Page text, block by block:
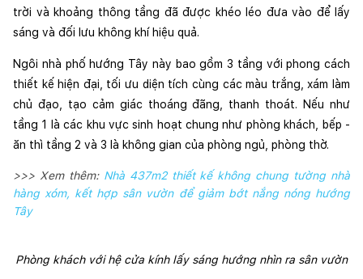
trời và khoảng thông tầng đã được khéo léo đưa vào để lấy
sáng và đối lưu không khí hiệu quả.
Ngôi nhà phố hướng Tây này bao gồm 3 tầng với phong cách
thiết kế hiện đại, tối ưu diện tích cùng các màu trắng, xám làm
chủ đạo, tạo cảm giác thoáng đãng, thanh thoát. Nếu như
tầng 1 là các khu vực sinh hoạt chung như phòng khách, bếp -
ăn thì tầng 2 và 3 là không gian của phòng ngủ, phòng thờ.
>>> Xem thêm: Nhà 437m2 thiết kế không chung tường nhà
hàng xóm, kết hợp sân vườn để giảm bớt nắng nóng hướng
Tây
Phòng khách với hệ cửa kính lấy sáng hướng nhìn ra sân vườn